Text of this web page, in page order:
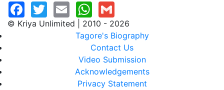
© Kriya Unlimited | 2010 - 2026
Tagore's Biography
Contact Us
Video Submission
Acknowledgements
Privacy Statement